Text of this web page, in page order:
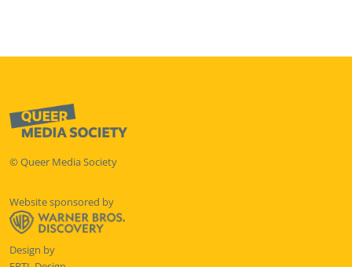
© Queer Media Society
Website sponsored by
Design by